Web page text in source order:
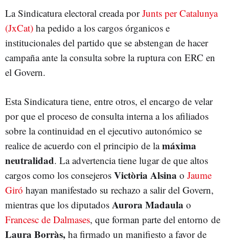
La Sindicatura electoral creada porJunts per Catalunya
(JxCat) ha pedido a los cargos órganicos e
institucionales del partido que se abstengan de hacer
campaña ante la consulta sobre la ruptura con ERC en
el Govern.
Esta Sindicatura tiene, entre otros, el encargo de velar
por que el proceso de consulta interna a los afiliados
sobre la continuidad en el ejecutivo autonómico se
realice de acuerdo con el principio de lamáxima
neutralidad. La advertencia tiene lugar de que altos
cargos como los consejeros Victòria Alsina o Jaume
Giró hayan manifestado su rechazo a salir del Govern,
mientras que los diputados Aurora Madaula o
Francesc de Dalmases, que forman parte del entorno de
Laura Borràs, ha firmado un manifiesto a favor de